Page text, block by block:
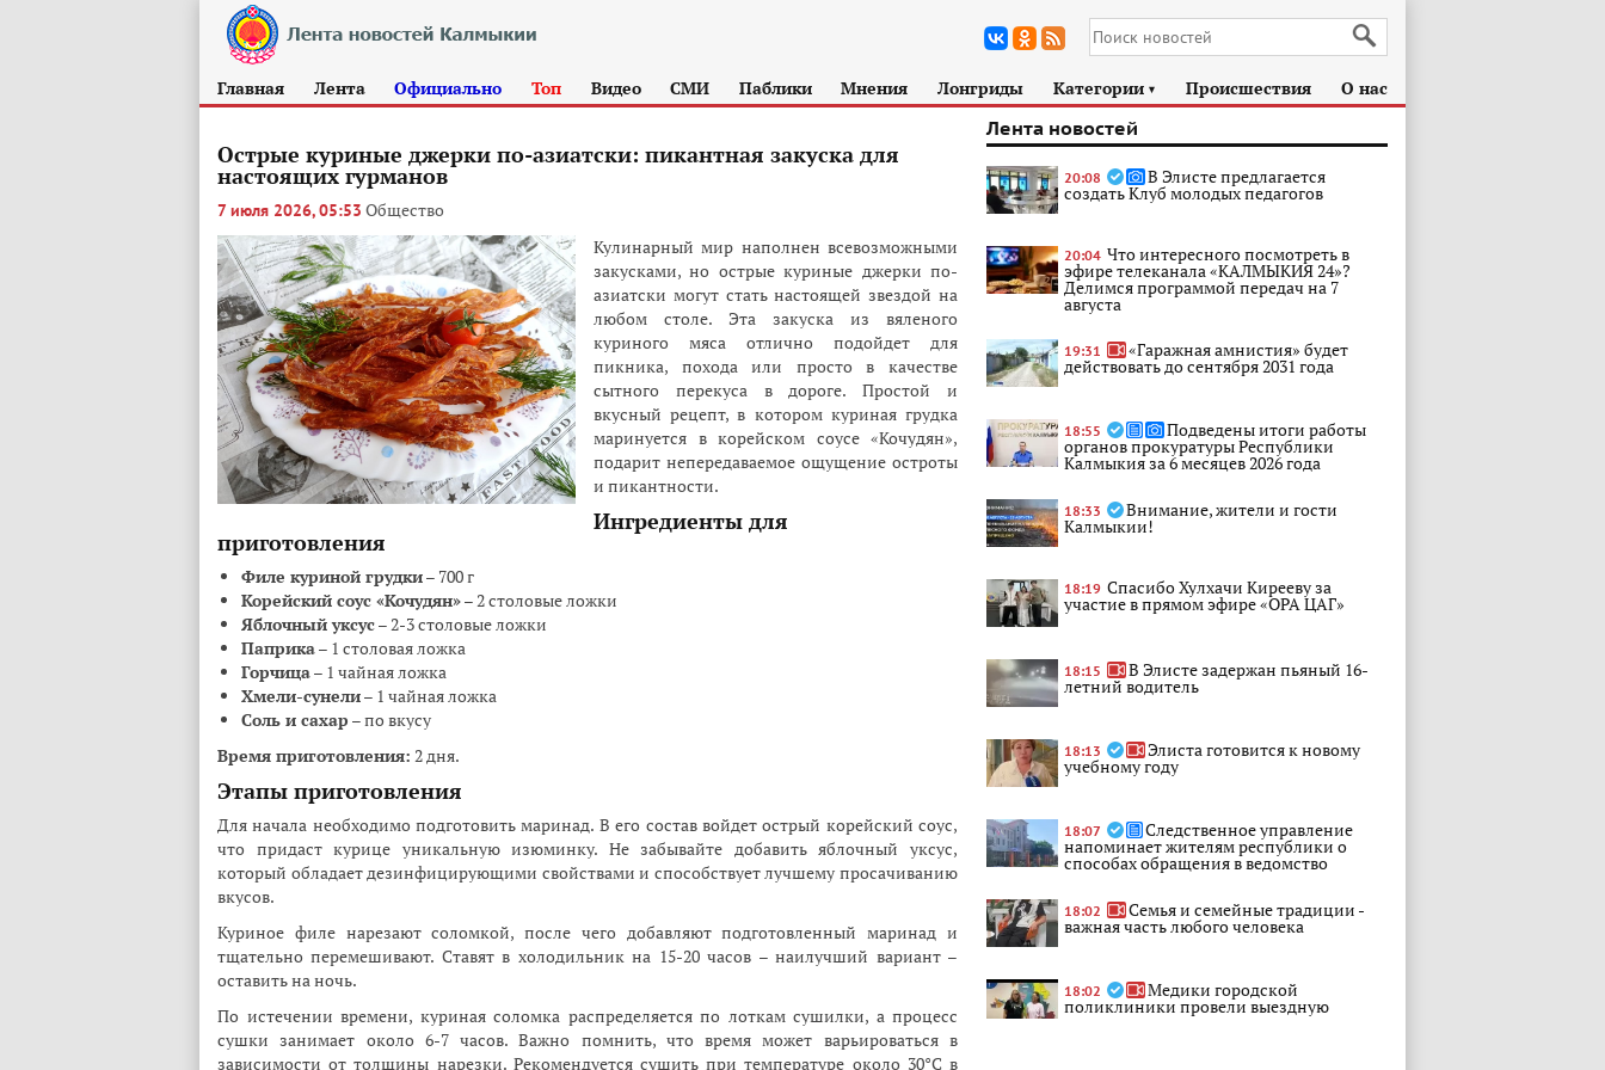
Главная Лента Официально Топ Видео СМИ Паблики Мнения Лонгриды Категории ► Происшествия О нас
Острые куриные джерки по-азиатски: пикантная закуска для
настоящих гурманов
7 июля 2026, 05:53 Общество
Кулинарный мир наполнен всевозможными
закусками, но острые куриные джерки по-
азиатски могут стать настоящей звездой на
любом столе. Эта закуска из вяленого
куриного мяса отлично подойдет для
пикника, похода или просто в качестве
сытного перекуса в дороге. Простой и
вкусный рецепт, в котором куриная грудка
маринуется в корейском соусе «Кочудян»,
подарит непередаваемое ощущение остроты
и пикантности.
Ингредиенты для
приготовления
Филе куриной грудки– 700 г
Корейский соус «Кочудян»– 2 столовые ложки
Яблочный уксус– 2-3 столовые ложки
Паприка– 1 столовая ложка
Горчица– 1 чайная ложка
Хмели-сунели– 1 чайная ложка
Соль и сахар – по вкусу
Время приготовления: 2 дня.
Этапы приготовления
Для начала необходимо подготовить маринад. В его состав войдет острый корейский соус,
что придаст курице уникальную изюминку. Не забывайте добавить яблочный уксус,
который обладает дезинфицирующими свойствами и способствует лучшему просачиванию
вкусов.
Куриное филе нарезают соломкой, после чего добавляют подготовленный маринад и
тщательно перемешивают. Ставят в холодильник на 15-20 часов – наилучший вариант –
оставить на ночь.
По истечении времени, куриная соломка распределяется по лоткам сушилки, а процесс
сушки занимает около 6-7 часов. Важно помнить, что время может варьироваться в
зависимости от толщины нарезки. Рекомендуется сушить при температуре около 30°C в
Лента новостей
20:08 В Элисте предлагается
создать Клуб молодых педагогов
20:04 Что интересного посмотреть в
эфире телеканала «КАЛМЫКИЯ 24»?
Делимся программой передач на 7
августа
19:31 «Гаражная амнистия» будет
действовать до сентября 2031 года
18:55 Подведены итоги работы
органов прокуратуры Республики
Калмыкия за 6 месяцев 2026 года
18:33 Внимание, жители и гости
Калмыкии!
18:19 Спасибо Хулхачи Кирееву за
участие в прямом эфире «ОРА ЦАГ»
18:15 В Элисте задержан пьяный 16-
летний водитель
18:13 Элиста готовится к новому
учебному году
18:07 Следственное управление
напоминает жителям республики о
способах обращения в ведомство
18:02 Семья и семейные традиции -
важная часть любого человека
18:02 Медики городской
поликлиники провели выездную
диспансеризацию для сотрудников